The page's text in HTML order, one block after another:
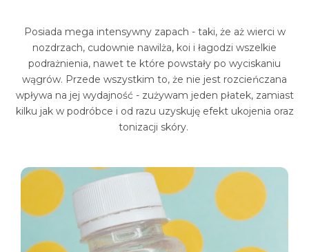
Posiada mega intensywny zapach - taki, że aż wierci w
nozdrzach, cudownie nawilża, koi i łagodzi wszelkie
podrażnienia, nawet te które powstały po wyciskaniu
wągrów. Przede wszystkim to, że nie jest rozcieńczana
wpływa na jej wydajność - zużywam jeden płatek, zamiast
kilku jak w podróbce i od razu uzyskuję efekt ukojenia oraz
tonizacji skóry.